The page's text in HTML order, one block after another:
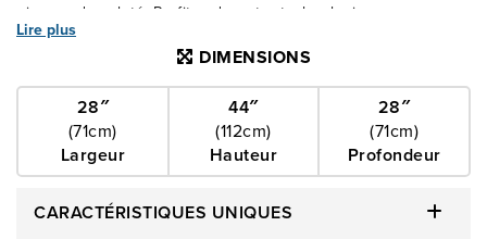
niveaux de saleté. Profitez de notre technologie
antimicrobienne Microban® qui aide à résister à la croissance
Les niveaux d'eau et la fonction de remplissage précis
mesurent automatiquement la taille de la brassée, ajoutant
juste la bonne quantité d'eau nécessaire.
Lire plus
DIMENSIONS
28″
(71cm)
Largeur
44″
(112cm)
Hauteur
28″
(71cm)
Profondeur
CARACTÉRISTIQUES UNIQUES